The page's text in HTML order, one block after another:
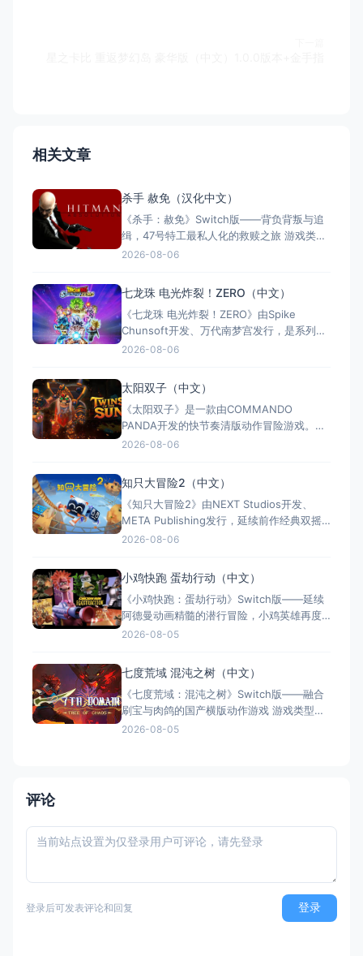
相关文章
杀手 赦免（汉化中文）
《杀手：赦免》Switch版——背负背叛与追
缉，47号特工最私人化的救赎之旅 游戏类
型：动作冒险类（第三人称潜行暗杀 × 动作
称：杀手：赦免（官方繁体中文定名） 美国
名称：Hitman: Absoluti
2026-08-06
七龙珠 电光炸裂！ZERO（中文）
《七龙珠 电光炸裂！ZERO》由Spike
Chunsoft开发、万代南梦宫发行，是系列暌
违17年的正统续作。Switch及Switch 2双平
的高速3D格斗为核心，支持体感操控与全区
中文，融合故事、竞技与创作多种模式。
2026-08-06
太阳双子（中文）
《太阳双子》是一款由COMMANDO
PANDA开发的快节奏清版动作冒险游戏。双
胞胎兄弟为拯救被掳走的妹妹，踏上横跨荒
佳选择；25个手工关卡、史诗头目战与即时
强化系统带来丰富体验。全区中文支持，容
量仅1GB，Switch/S
2026-08-06
知只大冒险2（中文）
《知只大冒险2》由NEXT Studios开发、
META Publishing发行，延续前作经典双摇
杆控制双腿的玩法，首次支持最多4人联机合
持跨平台联机与全区中文，2025年11月5日
全平台发售，Switch港服约73
2026-08-06
小鸡快跑 蛋劫行动（中文）
《小鸡快跑：蛋劫行动》Switch版——延续
阿德曼动画精髓的潜行冒险，小鸡英雄再度
集结 游戏类型：动作冒险类（潜行 × 动作平
定名） 港台名称：落跑雞：蛋劫行動（官方
繁体中文定名） 美国名称：Chicke
2026-08-05
七度荒域 混沌之树（中文）
《七度荒域：混沌之树》Switch版——融合
刷宝与肉鸽的国产横版动作游戏 游戏类型：
动作冒险类（2D横版动作 × Roguelike × 类
2026-08-05
评论
登录后可发表评论和回复 登录